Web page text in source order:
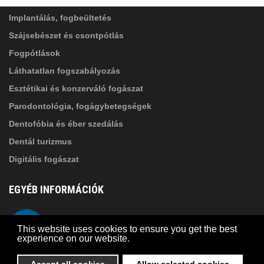
This website uses cookies to ensure you get the best
experience on our website.
Implantálás, fogbeültetés
Szájsebészet és csontpótlás
Fogpótlások
Láthatatlan fogszabályozás
Esztétikai és konzerváló fogászat
Parodontológia, fogágybetegségek
Dentofóbia és éber szedálás
Dentál turizmus
Digitális fogászat
EGYÉB INFORMÁCIÓK
Adatkezelési szabályzat
Kapcsolat
Telefon